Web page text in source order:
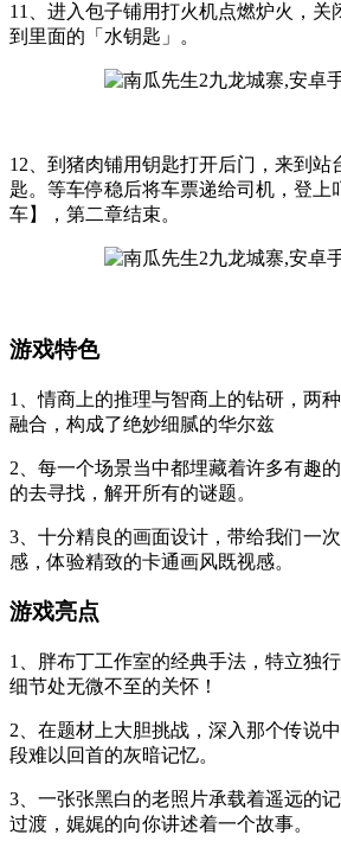
11、进入包子铺用打火机点燃炉火，关
到里面的「水钥匙」。
12、到猪肉铺用钥匙打开后门，来到站
匙。等车停稳后将车票递给司机，登上
车】，第二章结束。
游戏特色
1、情商上的推理与智商上的钻研，两
融合，构成了绝妙细腻的华尔兹
2、每一个场景当中都埋藏着许多有趣
的去寻找，解开所有的谜题。
3、十分精良的画面设计，带给我们一
感，体验精致的卡通画风既视感。
游戏亮点
1、胖布丁工作室的经典手法，特立独
细节处无微不至的关怀！
2、在题材上大胆挑战，深入那个传说
段难以回首的灰暗记忆。
3、一张张黑白的老照片承载着遥远的
过渡，娓娓的向你讲述着一个故事。